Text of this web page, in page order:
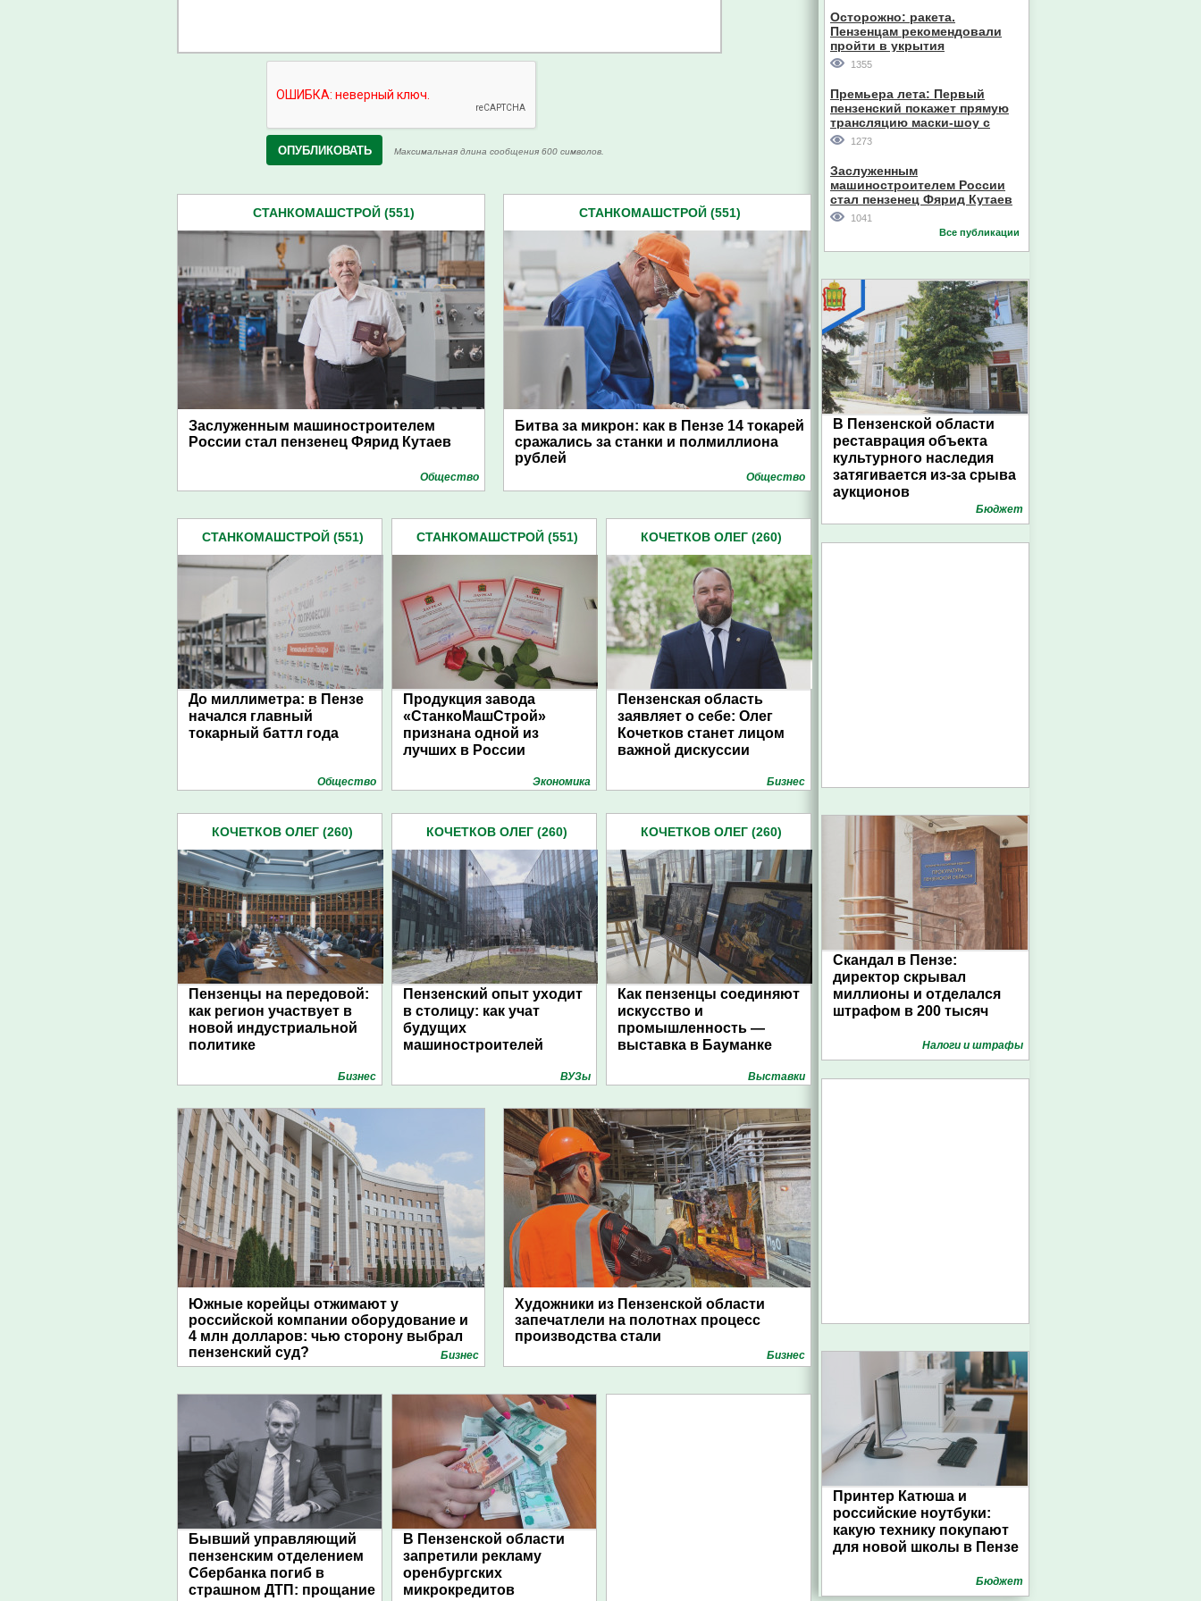
Максимальная длина сообщения 600 символов.
СТАНКОМАШСТРОЙ (551)
Заслуженным машиностроителем
России стал пензенец Фярид Кутаев
Общество
СТАНКОМАШСТРОЙ (551)
Битва за микрон: как в Пензе 14 токарей
сражались за станки и полмиллиона
рублей
Общество
СТАНКОМАШСТРОЙ (551)
До миллиметра: в Пензе
начался главный
токарный баттл года
Общество
СТАНКОМАШСТРОЙ (551)
Продукция завода
«СтанкоМашСтрой»
признана одной из
лучших в России
Экономика
КОЧЕТКОВ ОЛЕГ (260)
Пензенская область
заявляет о себе: Олег
Кочетков станет лицом
важной дискуссии
Бизнес
КОЧЕТКОВ ОЛЕГ (260)
Пензенцы на передовой:
как регион участвует в
новой индустриальной
политике
Бизнес
КОЧЕТКОВ ОЛЕГ (260)
Пензенский опыт уходит
в столицу: как учат
будущих
машиностроителей
ВУЗы
КОЧЕТКОВ ОЛЕГ (260)
Как пензенцы соединяют
искусство и
промышленность —
выставка в Бауманке
Выставки
Южные корейцы отжимают у
российской компании оборудование и
4 млн долларов: чью сторону выбрал
пензенский суд?
Бизнес
Художники из Пензенской области
запечатлели на полотнах процесс
производства стали
Бизнес
Бывший управляющий
пензенским отделением
Сбербанка погиб в
страшном ДТП: прощание
В Пензенской области
запретили рекламу
оренбургских
микрокредитов
Осторожно: ракета.
Пензенцам рекомендовали
пройти в укрытия
1355
Премьера лета: Первый
пензенский покажет прямую
трансляцию маски-шоу с
участием компании из Южной
1273
Заслуженным
машиностроителем России
стал пензенец Фярид Кутаев
1041
Все публикации
В Пензенской области
реставрация объекта
культурного наследия
затягивается из-за срыва
аукционов
Бюджет
Скандал в Пензе:
директор скрывал
миллионы и отделался
штрафом в 200 тысяч
Налоги и штрафы
Принтер Катюша и
российские ноутбуки:
какую технику покупают
для новой школы в Пензе
Бюджет